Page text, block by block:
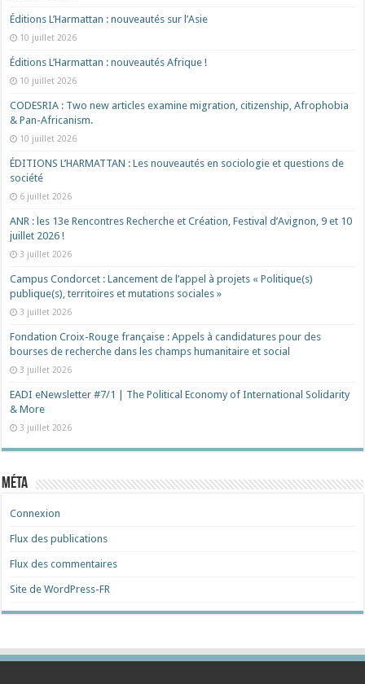
Éditions L’Harmattan : nouveautés sur l’Asie
10 juillet 2026
Éditions L’Harmattan : nouveautés Afrique !​
10 juillet 2026
CODESRIA : Two new articles examine migration, citizenship, Afrophobia
& Pan-Africanism.
10 juillet 2026
ÉDITIONS L’HARMATTAN : Les nouveautés en sociologie et questions de
société
6 juillet 2026
ANR : les 13e Rencontres Recherche et Création, Festival d’Avignon, 9 et 10
juillet 2026 !
3 juillet 2026
Campus Condorcet : Lancement de l’appel à projets « Politique(s)
publique(s), territoires et mutations sociales »
3 juillet 2026
Fondation Croix-Rouge française : Appels à candidatures pour des
bourses de recherche dans les champs humanitaire et social
3 juillet 2026
EADI eNewsletter #7/1 | The Political Economy of International Solidarity
& More
3 juillet 2026
Méta
Connexion
Flux des publications
Flux des commentaires
Site de WordPress-FR